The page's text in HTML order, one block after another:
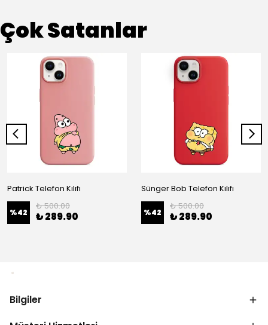
Çok Satanlar
Patrick Telefon Kılıfı
%42
₺ 500.00
₺ 289.90
Sünger Bob Telefon Kılıfı
%42
₺ 500.00
₺ 289.90
Bilgiler